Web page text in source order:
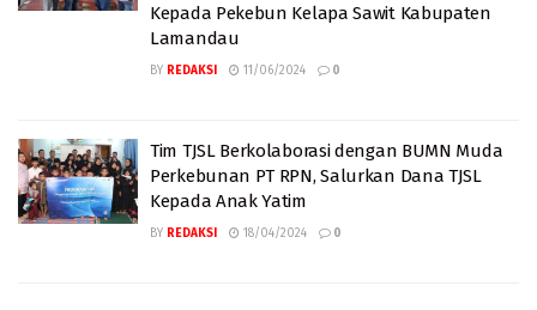
Kepada Pekebun Kelapa Sawit Kabupaten
Lamandau
BY REDAKSI 11/06/2024 0
Tim TJSL Berkolaborasi dengan BUMN Muda
Perkebunan PT RPN, Salurkan Dana TJSL
Kepada Anak Yatim
BY REDAKSI 18/04/2024 0